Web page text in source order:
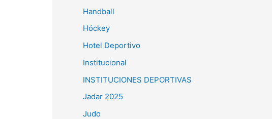
Handball
Hóckey
Hotel Deportivo
Institucional
INSTITUCIONES DEPORTIVAS
Jadar 2025
Judo